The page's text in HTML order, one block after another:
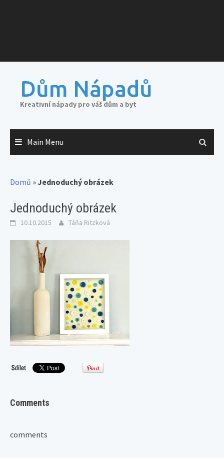
Dům Nápadů
Kreativní nápady pro váš dům a byt
Main Menu
Domů » Jednoduchý obrázek
Jednoduchý obrázek
10.10.2015 Táňa Ritzková
Comments
comments